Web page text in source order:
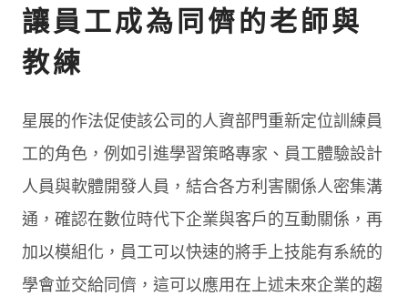
讓員工成為同儕的老師與
教練
星展的作法促使該公司的人資部門重新定位訓練員
工的角色，例如引進學習策略專家、員工體驗設計
人員與軟體開發人員，結合各方利害關係人密集溝
通，確認在數位時代下企業與客戶的互動關係，再
加以模組化，員工可以快速的將手上技能有系統的
學會並交給同儕，這可以應用在上述未來企業的趨